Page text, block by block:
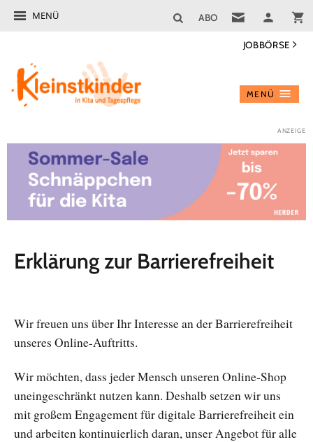
MENÜ
JOBBÖRSE
ABO
MENÜ
Erklärung zur Barrierefreiheit
Wir freuen uns über Ihr Interesse an der Barrierefreiheit
unseres Online-Auftritts.
Wir möchten, dass jeder Mensch unseren Online-Shop
uneingeschränkt nutzen kann. Deshalb setzen wir uns
mit großem Engagement für digitale Barrierefreiheit ein
und arbeiten kontinuierlich daran, unser Angebot für alle